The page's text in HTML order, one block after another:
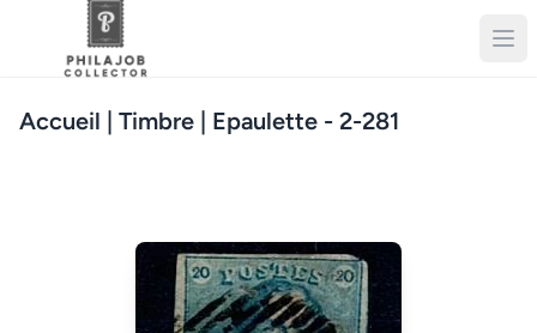
Accueil | Timbre | Epaulette - 2-281